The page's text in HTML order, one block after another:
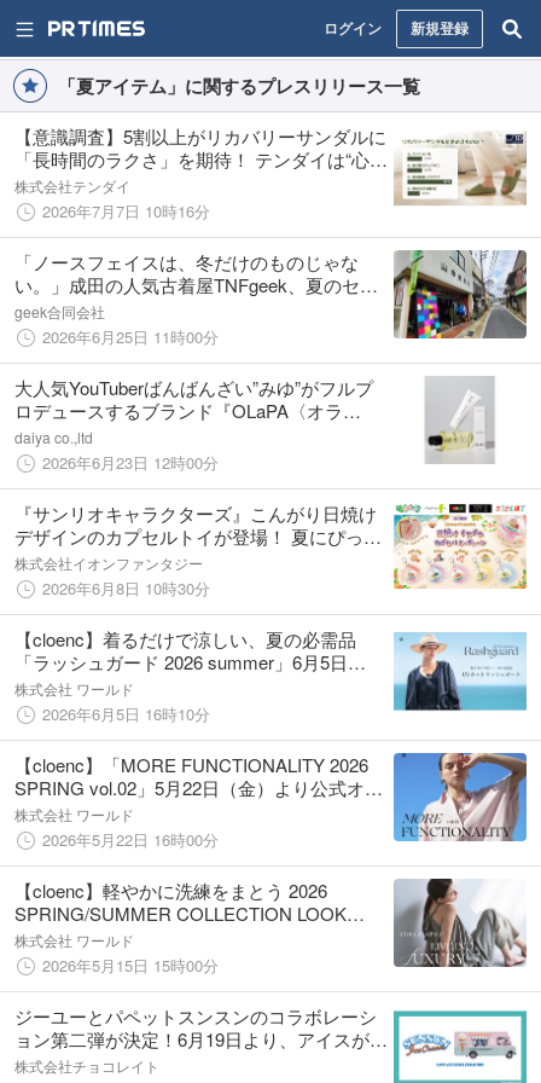
ログイン 新規登録
「夏アイテム」に関するプレスリリース一覧
【意識調査】5割以上がリカバリーサンダルに
「長時間のラクさ」を期待！ テンダイは“心地
いい”を追求した「スライドサンダル」を本格
展開
株式会社テンダイ
2026年7月7日 10時16分
「ノースフェイスは、冬だけのものじゃな
い。」成田の人気古着屋TNFgeek、夏のセレ
クションの取り扱いを開始
geek合同会社
2026年6月25日 11時00分
大人気YouTuberばんばんざい”みゆ”がフルプ
ロデュースするブランド『OLaPA〈オラ
パ〉』から、ボディウォッシュとスクラブウ
ォッシュが数量限定で発売！
daiya co.,ltd
2026年6月23日 12時00分
『サンリオキャラクターズ』こんがり日焼け
デザインのカプセルトイが登場！ 夏にぴった
りの「日焼けすやすやカプセルキーチェー
ン」を６月11日（木）よりかぷえぼ限定で展
開開始
株式会社イオンファンタジー
2026年6月8日 10時30分
【cloenc】着るだけで涼しい、夏の必需品
「ラッシュガード 2026 summer」6月5日
（金）より公式オンラインストアにて公開
株式会社 ワールド
2026年6月5日 16時10分
【cloenc】「MORE FUNCTIONALITY 2026
SPRING vol.02」5月22日（金）より公式オン
ラインストアにて公開
株式会社 ワールド
2026年5月22日 16時00分
【cloenc】軽やかに洗練をまとう 2026
SPRING/SUMMER COLLECTION LOOK
BOOK第2弾を公開
株式会社 ワールド
2026年5月15日 15時00分
ジーユーとパペットスンスンのコラボレーシ
ョン第二弾が決定！6月19日より、アイスがモ
チーフの夏らしいアイテムが登場
株式会社チョコレイト